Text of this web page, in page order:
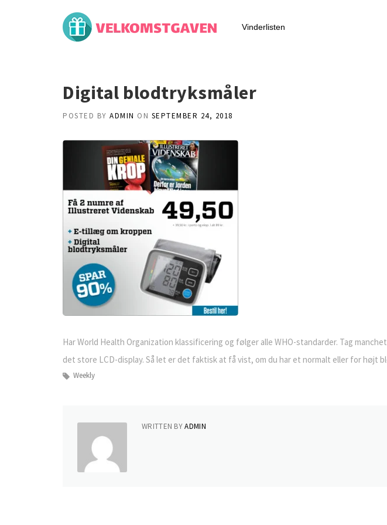
Vinderlisten
Digital blodtryksmåler
POSTED BY ADMIN ON SEPTEMBER 24, 2018
Har World Health Organization klassificering og følger alle WHO-standarder. Tag
det store LCD-display. Så let er det faktisk at få vist, om du har et normalt eller for højt
Weekly
WRITTEN BYADMIN